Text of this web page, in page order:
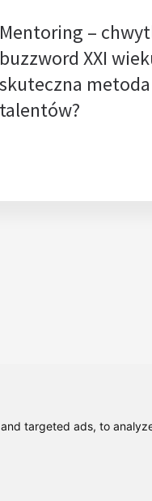
targeted ads, to
Mentoring –
buzzword XXI
skuteczna
talentów?